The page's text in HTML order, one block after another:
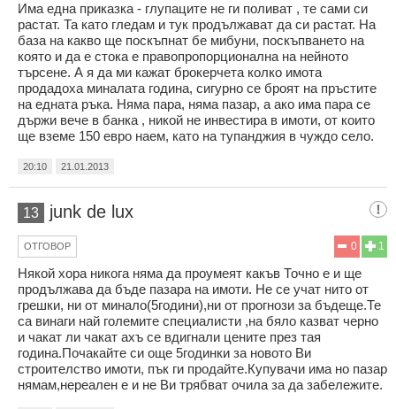
Има една приказка - глупаците не ги поливат , те сами си
растат. Та като гледам и тук продължават да си растат. На
база на какво ще поскъпнат бе мибуни, поскъпването на
която и да е стока е правопропорционална на нейното
търсене. А я да ми кажат брокерчета колко имота
продадоха миналата година, сигурно се броят на пръстите
на едната ръка. Няма пара, няма пазар, а ако има пара се
държи вече в банка , никой не инвестира в имоти, от които
ще вземе 150 евро наем, като на тупанджия в чуждо село.
20:10 21.01.2013
13 junk de lux
1
0
ОТГОВОР
Някой хора никога няма да проумеят какъв Точно е и ще
продължава да бъде пазара на имоти. Не се учат нито от
грешки, ни от минало(5години),ни от прогнози за бъдеще.Те
са винаги най големите специалисти ,на бяло казват черно
и чакат ли чакат ахъ се вдигнали цените през тая
година.Почакайте си още 5годинки за новото Ви
строителство имоти, пък ги продайте.Купувачи има но пазар
нямам,нереален е и не Ви трябват очила за да забележите.